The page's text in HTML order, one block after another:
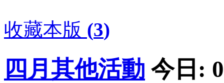
收藏本版 (3)
四月其他活動 今日: 0